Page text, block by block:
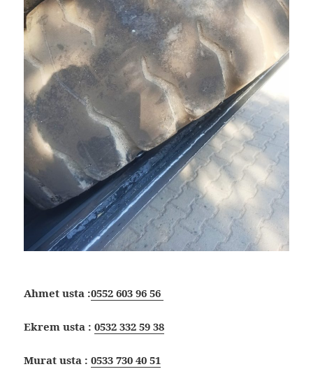
Ahmet usta :0552 603 96 56
Ekrem usta :0532 332 59 38
Murat usta :0533 730 40 51